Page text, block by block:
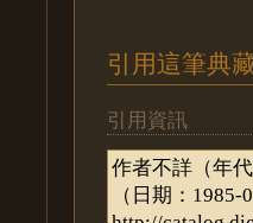
引用這筆典
引用資訊